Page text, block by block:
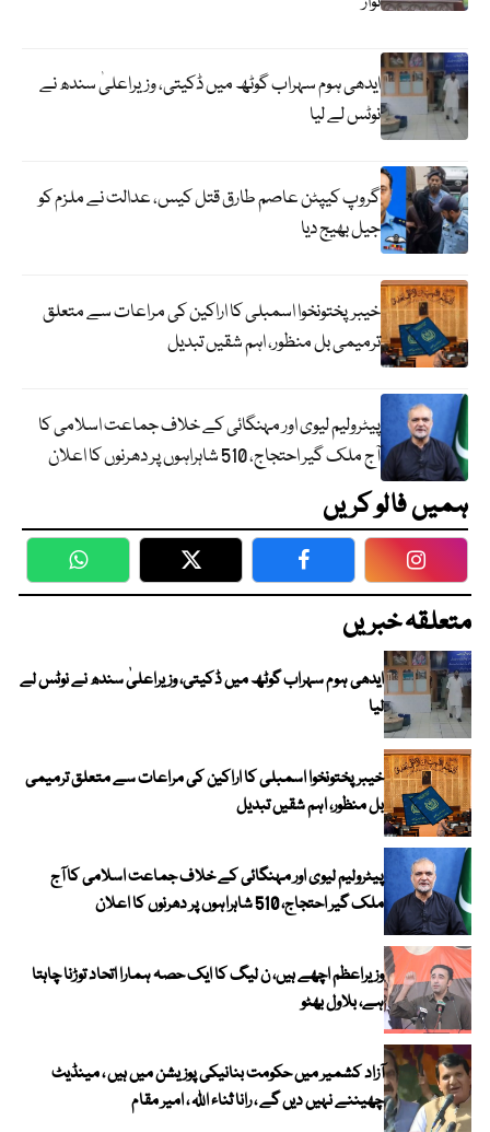
ایدھی ہوم سہراب گوٹھ میں ڈکیتی، وزیراعلیٰ سندھ نے
نوٹس لے لیا
گروپ کیپٹن عاصم طارق قتل کیس، عدالت نے ملزم کو
جیل بھیج دیا
خیبرپختونخوا اسمبلی کا اراکین کی مراعات سے متعلق
ترمیمی بل منظور، اہم شقیں تبدیل
پیٹرولیم لیوی اور مہنگائی کے خلاف جماعت اسلامی کا
آج ملک گیر احتجاج، 510 شاہراہوں پر دھرنوں کا اعلان
ہمیں فالو کریں
WhatsApp Twitter Facebook
متعلقہ خبریں
ایدھی ہوم سہراب گوٹھ میں ڈکیتی، وزیراعلیٰ سندھ نے نوٹس لے
لیا
خیبرپختونخوا اسمبلی کا اراکین کی مراعات سے متعلق ترمیمی
بل منظور، اہم شقیں تبدیل
پیٹرولیم لیوی اور مہنگائی کے خلاف جماعت اسلامی کا آج
ملک گیر احتجاج، 510 شاہراہوں پر دھرنوں کا اعلان
وزیراعظم اچھے ہیں، ن لیگ کا ایک حصہ ہمارا اتحاد توڑنا چاہتا
ہے، بلاول بھٹو
آزاد کشمیر میں حکومت بنانیکی پوزیشن میں ہیں ، مینڈیٹ
چھیننے نہیں دیں گے ، رانا ثناء اللہ ، امیر مقام